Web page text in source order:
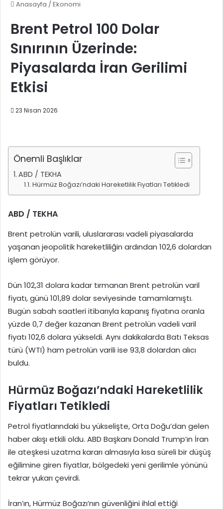
Anasayfa /Ekonomi
Brent Petrol 100 Dolar
Sınırının Üzerinde:
Piyasalarda İran Gerilimi
Etkisi
23 Nisan 2026
Önemli Başlıklar
ABD / TEKHA
Hürmüz Boğazı’ndaki Hareketlilik Fiyatları Tetikledi
ABD / TEKHA
Brent petrolün varili, uluslararası vadeli piyasalarda
yaşanan jeopolitik hareketliliğin ardından 102,6 dolardan
işlem görüyor.
Dün 102,31 dolara kadar tırmanan Brent petrolün varil
fiyatı, günü 101,89 dolar seviyesinde tamamlamıştı.
Bugün sabah saatleri itibarıyla kapanış fiyatına oranla
yüzde 0,7 değer kazanan Brent petrolün vadeli varil
fiyatı 102,6 dolara yükseldi. Aynı dakikalarda Batı Teksas
türü (WTI) ham petrolün varili ise 93,8 dolardan alıcı
buldu.
Hürmüz Boğazı’ndaki Hareketlilik
Fiyatları Tetikledi
Petrol fiyatlarındaki bu yükselişte, Orta Doğu’dan gelen
haber akışı etkili oldu. ABD Başkanı Donald Trump’ın İran
ile ateşkesi uzatma kararı almasıyla kısa süreli bir düşüş
eğilimine giren fiyatlar, bölgedeki yeni gerilimle yönünü
tekrar yukarı çevirdi.
İran’ın, Hürmüz Boğazı’nın güvenliğini ihlal ettiği